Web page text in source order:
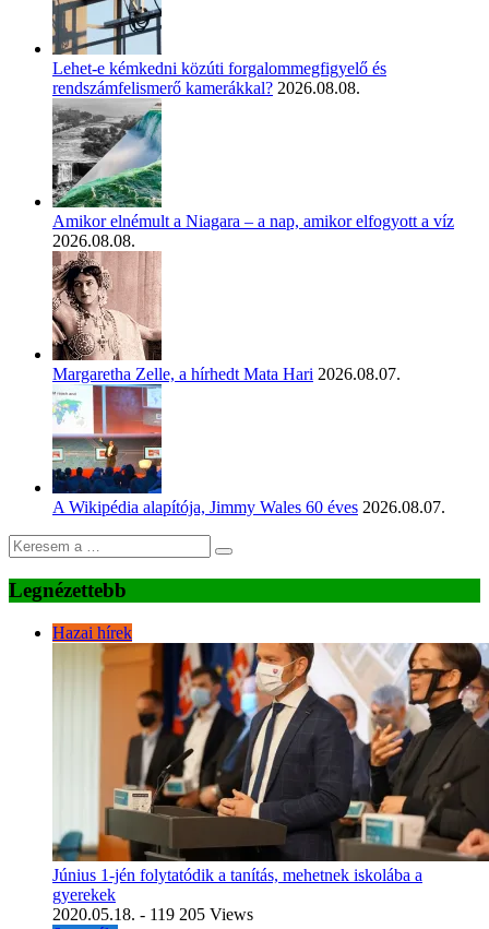
Lehet-e kémkedni közúti forgalommegfigyelő és
rendszámfelismerő kamerákkal? 2026.08.08.
Amikor elnémult a Niagara – a nap, amikor elfogyott a víz
2026.08.08.
Margaretha Zelle, a hírhedt Mata Hari 2026.08.07.
A Wikipédia alapítója, Jimmy Wales 60 éves 2026.08.07.
Legnézettebb
Hazai hírek
Június 1-jén folytatódik a tanítás, mehetnek iskolába a
gyerekek
2020.05.18. - 119 205 Views